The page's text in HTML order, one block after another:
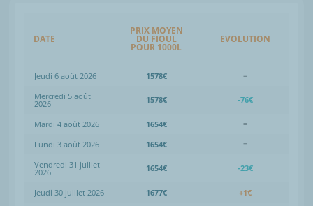
DATE
PRIX MOYEN
DU FIOUL
POUR 1000L
EVOLUTION
Jeudi 6 août 2026 1578€
=
Mercredi 5 août
2026 1578€ -76€
Mardi 4 août 2026 1654€
=
Lundi 3 août 2026
1654€
=
Vendredi 31 juillet
2026 1654€ -23€
Jeudi 30 juillet 2026 1677€
+1€